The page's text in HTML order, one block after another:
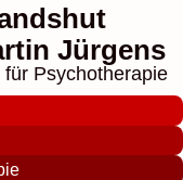
Jürgens
Psychotherapie